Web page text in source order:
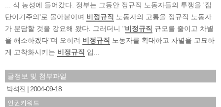
... 식 농성에 들어갔다. 정부는 그동안 정규직 노동자들의 투쟁을 '집
단이기주의'로 몰아붙이며 비정규직 노동자의 고통을 정규직 노동자
가 분담할 것을 강요해 왔다. 그러더니 "비정규직 규모를 줄이고 차별
을 해소하겠다"며 오히려 비정규직 노동자를 확대하고 차별을 교묘하
게 고착화시키는 비정규직 입...
글정보 및 첨부파일
박석진
2004-09-18
인권키워드